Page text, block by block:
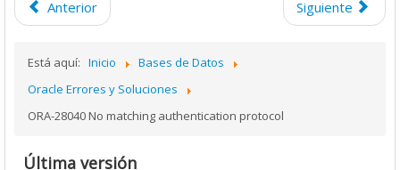
Anterior Siguiente
Está aquí: Inicio
Bases de Datos
Oracle Errores y Soluciones
ORA-28040 No matching authentication protocol
Última versión